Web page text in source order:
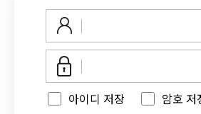
아이디 저장 암호 저